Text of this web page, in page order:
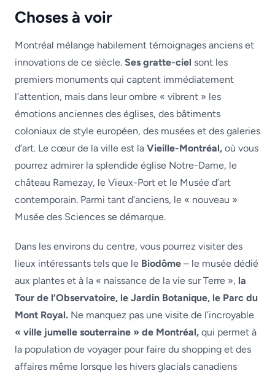
Choses à voir
Montréal mélange habilement témoignages anciens et
innovations de ce siècle. Ses gratte-ciel sont les
premiers monuments qui captent immédiatement
l’attention, mais dans leur ombre « vibrent » les
émotions anciennes des églises, des bâtiments
coloniaux de style européen, des musées et des galeries
d’art. Le cœur de la ville est la Vieille-Montréal, où vous
pourrez admirer la splendide église Notre-Dame, le
château Ramezay, le Vieux-Port et le Musée d’art
contemporain. Parmi tant d’anciens, le « nouveau »
Musée des Sciences se démarque.
Dans les environs du centre, vous pourrez visiter des
lieux intéressants tels que le Biodôme – le musée dédié
aux plantes et à la « naissance de la vie sur Terre », la
Tour de l’Observatoire, le Jardin Botanique, le Parc du
Mont Royal. Ne manquez pas une visite de l’incroyable
« ville jumelle souterraine » de Montréal, qui permet à
la population de voyager pour faire du shopping et des
affaires même lorsque les hivers glacials canadiens